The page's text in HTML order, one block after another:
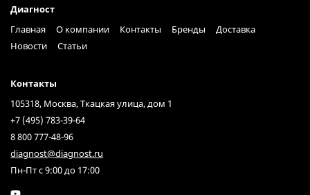
Диагност
Главная
О компании Контакты Бренды
Доставка
Новости
Статьи
Контакты
105318, Москва, Ткацкая улица, дом 1
+7 (495) 783-39-64
8 800 777-48-96
diagnost@diagnost.ru
Пн-Пт с 9:00 до 17:00